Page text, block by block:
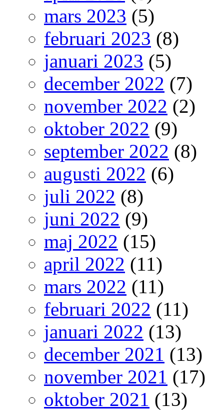
mars 2023 (5)
februari 2023 (8)
januari 2023 (5)
december 2022 (7)
november 2022 (2)
oktober 2022 (9)
september 2022 (8)
augusti 2022 (6)
juli 2022 (8)
juni 2022 (9)
maj 2022 (15)
april 2022 (11)
mars 2022 (11)
februari 2022 (11)
januari 2022 (13)
december 2021 (13)
november 2021 (17)
oktober 2021 (13)